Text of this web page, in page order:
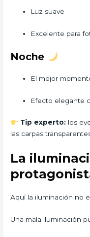
Luz suave
Excelente para
Noche
El mejor
Efecto elegante
Tip experto:los
las carpas
La
Aquí la iluminación no
Una mala iluminación